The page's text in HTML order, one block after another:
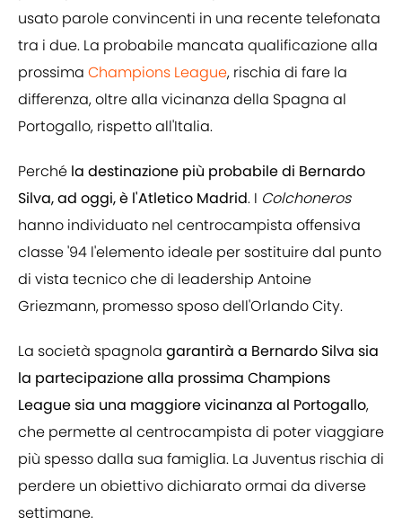
usato parole convincenti in una recente telefonata
tra i due. La probabile mancata qualificazione alla
prossima Champions League, rischia di fare la
differenza, oltre alla vicinanza della Spagna al
Portogallo, rispetto all'Italia.
Perché la destinazione più probabile di Bernardo
Silva, ad oggi, è l'Atletico Madrid. I Colchoneros
hanno individuato nel centrocampista offensiva
classe '94 l'elemento ideale per sostituire dal punto
di vista tecnico che di leadership Antoine
Griezmann, promesso sposo dell'Orlando City.
La società spagnola garantirà a Bernardo Silva sia
la partecipazione alla prossima Champions
League sia una maggiore vicinanza al Portogallo,
che permette al centrocampista di poter viaggiare
più spesso dalla sua famiglia. La Juventus rischia di
perdere un obiettivo dichiarato ormai da diverse
settimane.